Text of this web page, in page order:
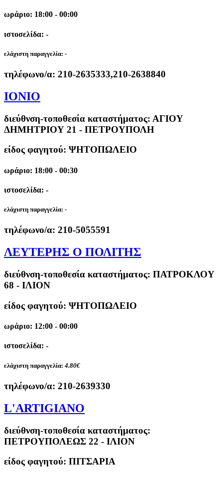
ωράριο: 18:00 - 00:00
ιστοσελίδα: -
ελάχιστη παραγγελία: -
τηλέφωνο/α: 210-2635333,210-2638840
ΙΟΝΙΟ
διεύθνση-τοποθεσία καταστήματος: ΑΓΙΟΥ
ΔΗΜΗΤΡΙΟΥ 21 - ΠΕΤΡΟΥΠΟΛΗ
είδος φαγητού: ΨΗΤΟΠΩΛΕΙΟ
ωράριο: 18:00 - 00:30
ιστοσελίδα: -
ελάχιστη παραγγελία: -
τηλέφωνο/α: 210-5055591
ΛΕΥΤΕΡΗΣ Ο ΠΟΛΙΤΗΣ
διεύθνση-τοποθεσία καταστήματος: ΠΑΤΡΟΚΛΟΥ
68 - ΙΛΙΟΝ
είδος φαγητού: ΨΗΤΟΠΩΛΕΙΟ
ωράριο: 12:00 - 00:00
ιστοσελίδα: -
ελάχιστη παραγγελία: 4.80€
τηλέφωνο/α: 210-2639330
L'ARTIGIANO
διεύθνση-τοποθεσία καταστήματος:
ΠΕΤΡΟΥΠΟΛΕΩΣ 22 - ΙΛΙΟΝ
είδος φαγητού: ΠΙΤΣΑΡΙΑ